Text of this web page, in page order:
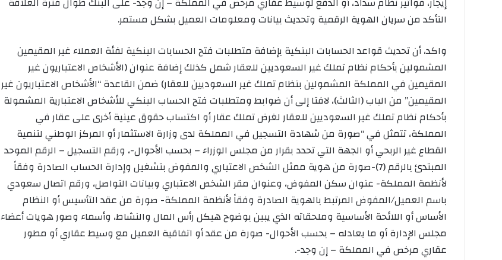
التأكد من سريان الهوية الرقمية وتحديث بيانات ومعلومات العميل بشكل مستمر.
واكد، أن تحديث قواعد الحسابات البنكية بإضافة متطلبات فتح الحسابات البنكية لفئة العملاء غير المقيمين
المشمولين بأحكام نظام تملك غير السعوديين للعقار شمل كذلك إضافة عنوان (الأشخاص الاعتباريون غير
المقيمين في المملكة المشمولين بنظام تملك غير السعوديين للعقار) ضمن القاعدة “الأشخاص الاعتباريون غير
المقيمين” من الباب (الثالث)، لافتا إلى أن ضوابط ومتطلبات فتح الحساب البنكي للأشخاص الاعتبارية المشمولة
بأحكام نظام تملك غير السعوديين للعقار لغرض تملك عقار أو اكتساب حقوق عينية أخرى على عقار في
المملكة، تتمثل في “صورة من شهادة التسجيل في المملكة لدى وزارة الاستثمار أو المركز الوطني لتنمية
القطاع غير الربحي أو الجهة التي تحدد بقرار من مجلس الوزراء – بحسب الأحوال-، ورقم التسجيل – الرقم الموحد
المبتدئ بالرقم (7)-صورة من هوية ممثل الشخص الاعتباري والمفوض بتشغيل وإدارة الحساب الصادرة وفقاً
لأنظمة المملكة- عنوان سكن المفوض، وعنوان مقر الشخص الاعتباري وبيانات التواصل، ورقم اتصال سعودي
باسم العميل/المفوض المرتبط بالهوية الصادرة وفقاً لأنظمة المملكة- صورة من عقد التأسيس أو النظام
الأساس أو اللائحة الأساسية وملحقاته الذي يبين بوضوح هيكل رأس المال والنشاط، وأسماء وصور هويات أعضاء
مجلس الإدارة أو ما يعادله – بحسب الأحوال- صورة من عقد أو اتفاقية العميل مع وسيط عقاري أو مطور
عقاري مرخص في المملكة – إن وجد-.